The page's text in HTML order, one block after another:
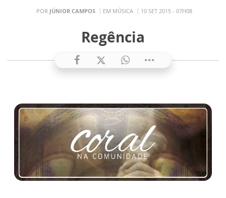
POR JÚNIOR CAMPOS EM MÚSICA 10 SET 2015 - 07H08
Regência